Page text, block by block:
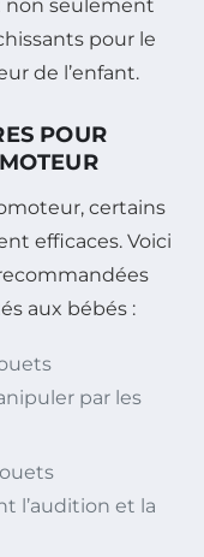
non seulement
pour le
de l’enfant.
POUR
certains
efficaces. Voici
aux bébés :
par les
l’audition et la